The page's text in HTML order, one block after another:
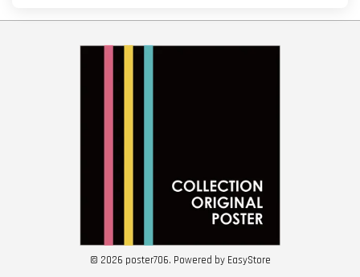
© 2026 poster706. Powered by EasyStore